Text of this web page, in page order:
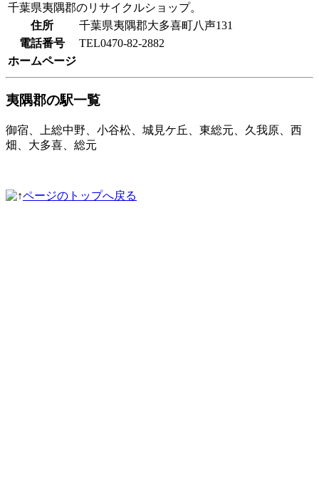
千葉県夷隅郡のリサイクルショップ。
住所
千葉県夷隅郡大多喜町八声131
電話番号
TEL0470-82-2882
ホームページ
夷隅郡の駅一覧
御宿、上総中野、小谷松、城見ケ丘、東総元、久我原、西
畑、大多喜、総元
ページのトップへ戻る